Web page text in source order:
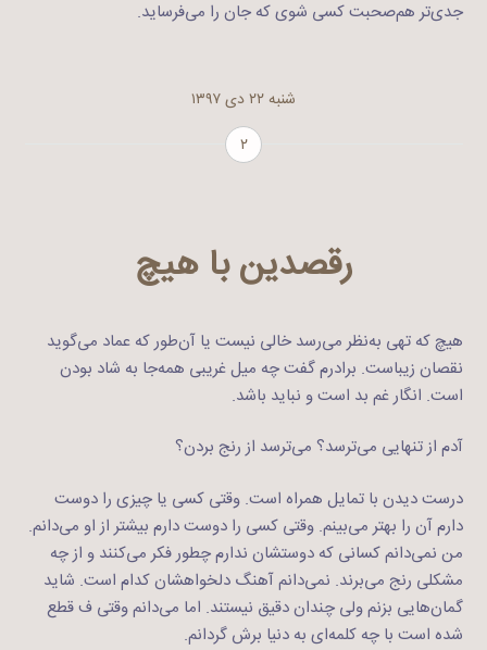
جدی‌تر هم‌صحبت کسی شوی که جان را می‌فرساید.
شنبه ۲۲ دی ۱۳۹۷
۲
رقصدین با هیچ
هیچ که تهی به‌نظر می‌رسد خالی نیست یا آن‌طور که عماد می‌گوید
نقصان زیباست. برادرم گفت چه میل غریبی همه‌جا به شاد بودن
است. انگار غم بد است و نباید باشد.
آدم از تنهایی می‌ترسد؟ می‌ترسد از رنج بردن؟
درست دیدن با تمایل همراه است. وقتی کسی یا چیزی را دوست
دارم آن را بهتر می‌بینم. وقتی کسی را دوست دارم بیشتر از او می‌دانم.
من نمی‌دانم کسانی که دوستشان ندارم چطور فکر می‌کنند و از چه
مشکلی رنج می‌برند. نمی‌دانم آهنگ دلخواهشان کدام است. شاید
گمان‌هایی بزنم ولی چندان دقیق نیستند. اما می‌دانم وقتی ف قطع
شده است با چه کلمه‌ای به دنیا برش گردانم.